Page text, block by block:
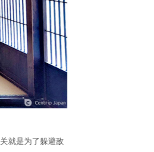
就是为了躲避敌